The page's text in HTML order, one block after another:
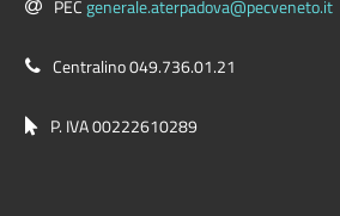
PECgenerale.aterpadova@pecveneto.it
Centralino 049.736.01.21
P. IVA 00222610289